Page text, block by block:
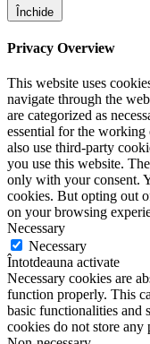
Închide
Privacy Overview
This website uses
navigate through the
are categorized as
essential for the
also use third-party
you use this website.
only with your consent.
cookies. But opting out
on your browsing
Necessary
Necessary
Întotdeauna activate
Necessary cookies are
function properly. This
basic functionalities and
cookies do not store any